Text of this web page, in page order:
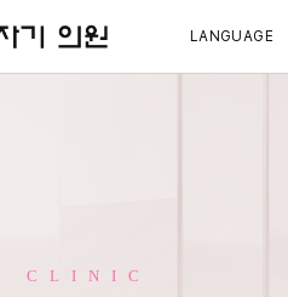
LANGUAGE
CLINIC